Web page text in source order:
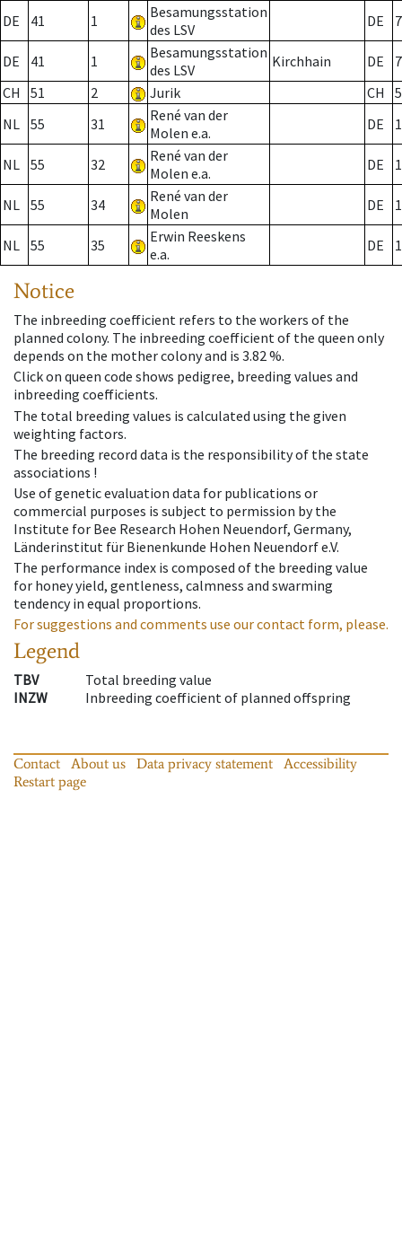
DE 41 1
Besamungsstation
des LSV
DE 7
DE 41 1
Besamungsstation
des LSV
Kirchhain DE
7
CH
51 2 Jurik CH
NL 55 31
René van der
Molen e.a.
DE
NL 55 32
René van der
Molen e.a.
DE
NL 55 34
René van der
Molen
DE
NL 55 35
Erwin Reeskens
e.a.
DE
Notice
The inbreeding coefficient refers to the workers of the
planned colony. The inbreeding coefficient of the queen only
depends on the mother colony and is 3.82 %.
Click on queen code shows pedigree, breeding values and
inbreeding coefficients.
The total breeding values is calculated using the given
weighting factors.
The breeding record data is the responsibility of the state
associations !
Use of genetic evaluation data for publications or
commercial purposes is subject to permission by the
Institute for Bee Research Hohen Neuendorf, Germany,
Länderinstitut für Bienenkunde Hohen Neuendorf e.V.
The performance index is composed of the breeding value
for honey yield, gentleness, calmness and swarming
tendency in equal proportions.
For suggestions and comments use our contact form, please.
Legend
TBV
Total breeding value
INZW
Inbreeding coefficient of planned offspring
Contact About us Data privacy statement
Accessibility
Restart page